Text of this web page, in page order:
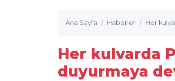
Ana Sayfa Haberler Her
Her kulvarda
duyurmaya